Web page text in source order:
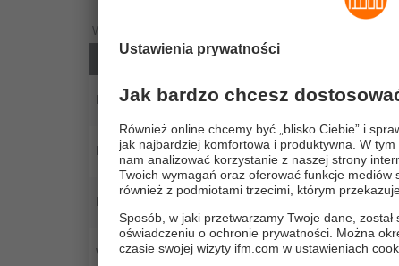
W tym zestawieniu oceniono wydajność różnych
Duża odległość od obiektu
Niezależne od koloru/przezroczystości
Wahania temperatury